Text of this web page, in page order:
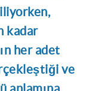
kadar
her adet
ve